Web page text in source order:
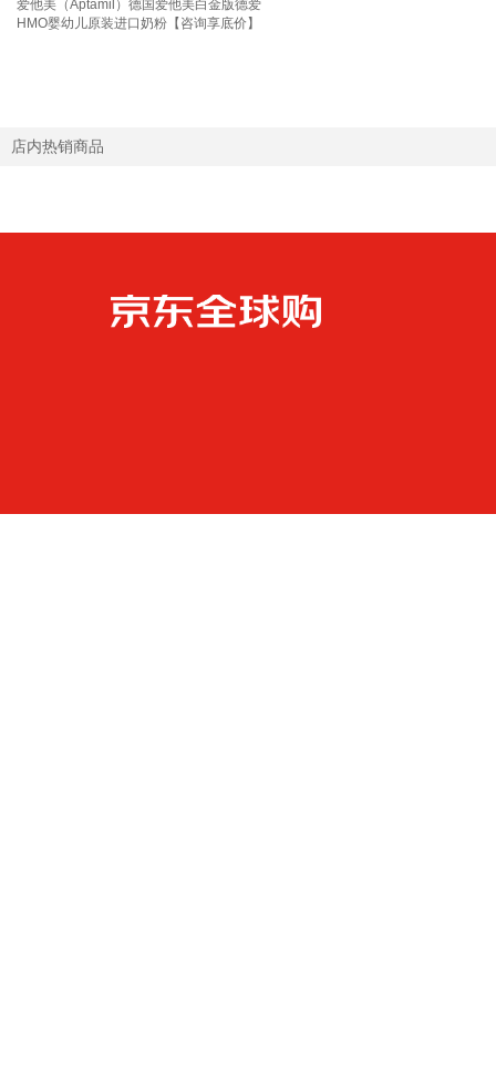
爱他美（Aptamil）德国爱他美白金版德爱
HMO婴幼儿原装进口奶粉【咨询享底价】
店内热销商品